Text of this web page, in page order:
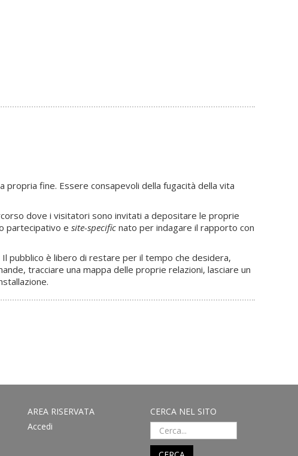
fine. Essere consapevoli della fugacità della vita
dove i visitatori sono invitati a depositare le proprie
partecipativo e site-specific nato per indagare il rapporto con
pubblico è libero di restare per il tempo che desidera,
tracciare una mappa delle proprie relazioni, lasciare un
AREA RISERVATA
Accedi
CERCA NEL SITO